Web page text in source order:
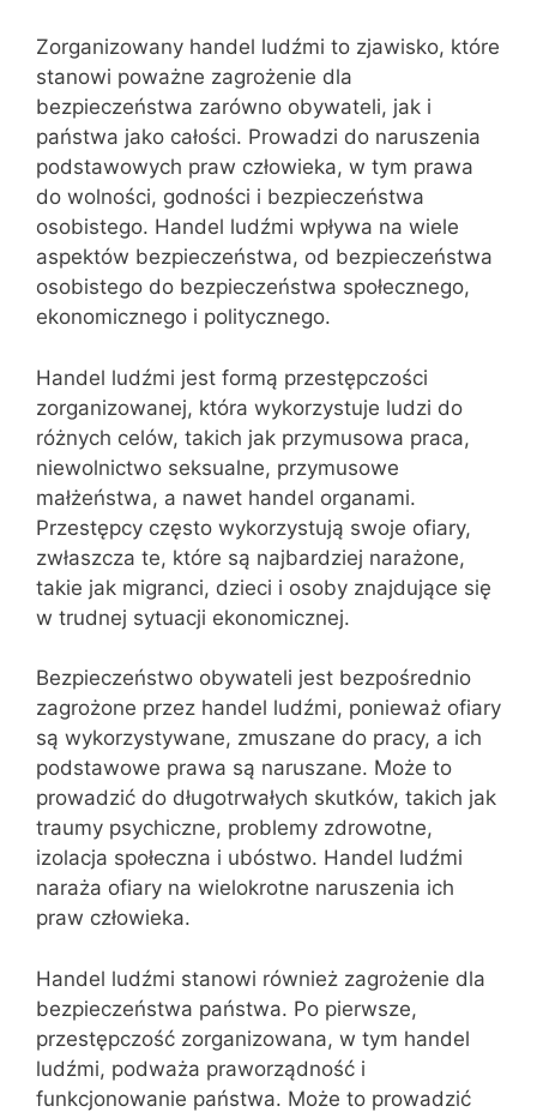
Zorganizowany handel ludźmi to zjawisko, które
stanowi poważne zagrożenie dla
bezpieczeństwa zarówno obywateli, jak i
państwa jako całości. Prowadzi do naruszenia
podstawowych praw człowieka, w tym prawa
do wolności, godności i bezpieczeństwa
osobistego. Handel ludźmi wpływa na wiele
aspektów bezpieczeństwa, od bezpieczeństwa
osobistego do bezpieczeństwa społecznego,
ekonomicznego i politycznego.
Handel ludźmi jest formą przestępczości
zorganizowanej, która wykorzystuje ludzi do
różnych celów, takich jak przymusowa praca,
niewolnictwo seksualne, przymusowe
małżeństwa, a nawet handel organami.
Przestępcy często wykorzystują swoje ofiary,
zwłaszcza te, które są najbardziej narażone,
takie jak migranci, dzieci i osoby znajdujące się
w trudnej sytuacji ekonomicznej.
Bezpieczeństwo obywateli jest bezpośrednio
zagrożone przez handel ludźmi, ponieważ ofiary
są wykorzystywane, zmuszane do pracy, a ich
podstawowe prawa są naruszane. Może to
prowadzić do długotrwałych skutków, takich jak
traumy psychiczne, problemy zdrowotne,
izolacja społeczna i ubóstwo. Handel ludźmi
naraża ofiary na wielokrotne naruszenia ich
praw człowieka.
Handel ludźmi stanowi również zagrożenie dla
bezpieczeństwa państwa. Po pierwsze,
przestępczość zorganizowana, w tym handel
ludźmi, podważa praworządność i
funkcjonowanie państwa. Może to prowadzić